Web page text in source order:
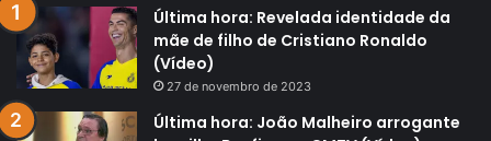
Última hora: Revelada identidade da
mãe de filho de Cristiano Ronaldo
(Vídeo)
27 de novembro de 2023
Última hora: João Malheiro arrogante